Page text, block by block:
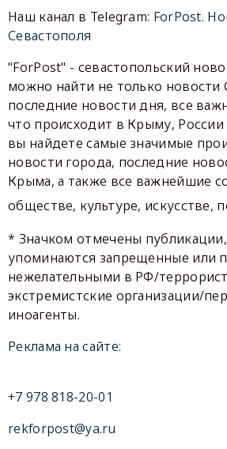
Наш канал в Telegram: ForPost.
Севастополя
"ForPost" - севастопольский
можно найти не только новости
последние новости дня, все
что происходит в Крыму, России
вы найдете самые значимые
новости города, последние
Крыма, а также все важнейшие
обществе, культуре, искусстве,
* Значком отмечены
упоминаются запрещенные или
нежелательными в РФ/
экстремистские организации/
иноагенты.
Реклама на сайте:
+7 978 818-20-01
rekforpost@ya.ru